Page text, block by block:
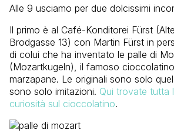
Alle 9 usciamo per due dolcissimi
Il primo è al Café-Konditorei Fürst
Brodgasse 13) con Martin Fürst in
di colui che ha inventato le palle di
(Mozartkugeln), il famoso
marzapane. Le originali sono solo
sono solo imitazioni. Qui trovate tutta
curiosità sul cioccolatino.